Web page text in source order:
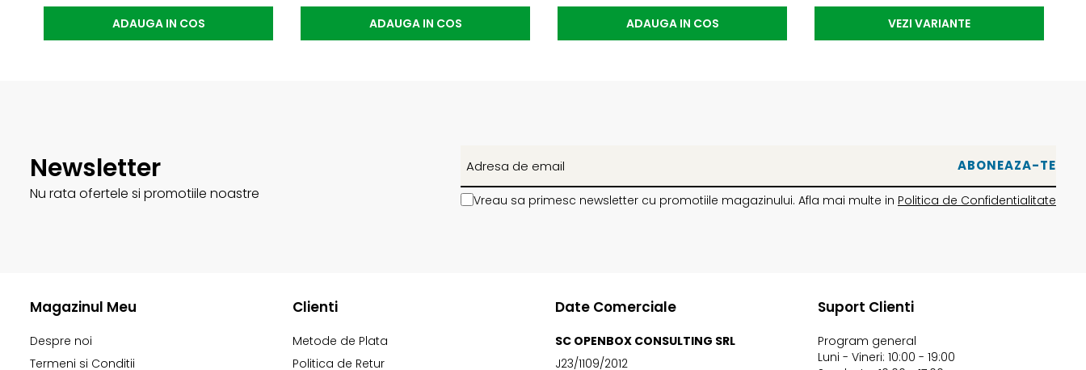
ADAUGA IN COS ADAUGA IN COS ADAUGA IN COS VEZI VARIANTE
Newsletter
Nu rata ofertele si promotiile noastre Vreau sa primesc newsletter cu promotiile magazinului. Afla mai multe in Politica de Confidentialitate
Magazinul Meu
Despre noi
Termeni si Conditii
Clienti
Metode de Plata
Politica de Retur
Date Comerciale
SC OPENBOX CONSULTING SRL
J23/1109/2012
Suport Clienti
Program general
Luni - Vineri: 10:00 - 19:00